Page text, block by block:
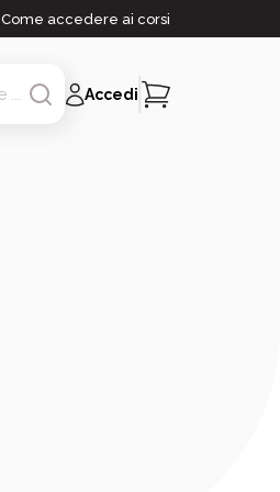
Come accedere ai corsi
Accedi